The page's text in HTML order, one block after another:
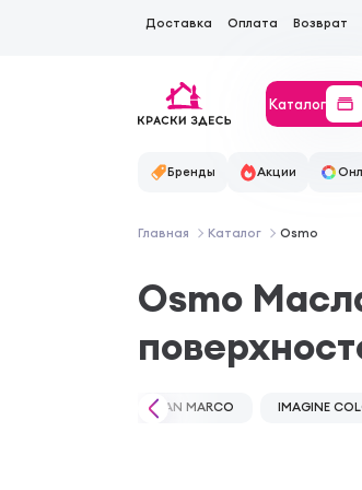
Доставка Оплата Возврат
Каталог
Бренды Акции
Главная Каталог Osmo
Osmo
SAN MARCO IMAGINE